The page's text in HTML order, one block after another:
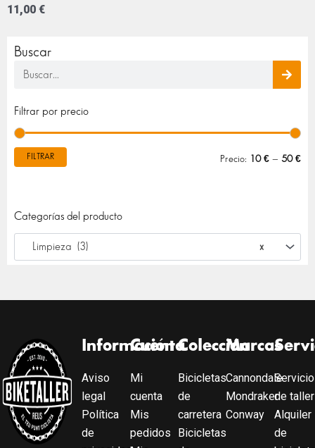
Buscar
Filtrar por precio
FILTRAR Precio: 10 € — 50 €
Categorías del producto
×
Limpieza (3)
11,00 €
Información
Aviso
legal
Política
de
Cuenta
Mi
cuenta
Mis
pedidos
Colección
Bicicletas
de
carretera
Bicicletas
Marcas
Cannondale
Mondraker
Conway
Servicio
de taller
Alquiler
de